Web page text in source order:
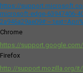
https://
microsoft-edge-63947406-
Chrome
https://
Firefox
http://support.mozilla.org/